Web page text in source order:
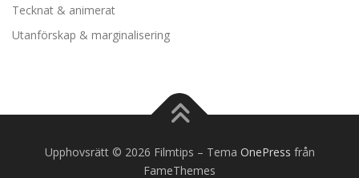
Tecknat & animerat
Utanförskap & marginalisering
Upphovsrätt © 2026 Filmtips – Tema OnePress från
FameThemes